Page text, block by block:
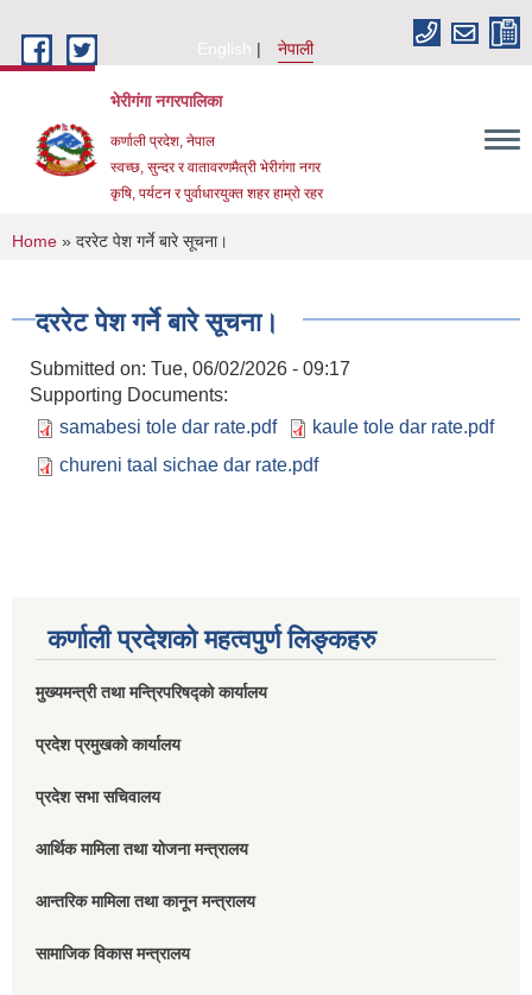
English
नेपाली
भेरीगंगा नगरपालिका
कर्णाली प्रदेश, नेपाल
स्वच्छ, सुन्दर र वातावरणमैत्री भेरीगंगा नगर
कृषि, पर्यटन र पुर्वाधारयुक्त शहर हाम्रो रहर
You are here
Home » दररेट पेश गर्ने बारे सूचना।
दररेट पेश गर्ने बारे सूचना।
Submitted on: Tue, 06/02/2026 - 09:17
Supporting Documents:
samabesi tole dar rate.pdf
kaule tole dar rate.pdf
chureni taal sichae dar rate.pdf
कर्णाली प्रदेशको महत्वपुर्ण लिङ्कहरु
मुख्यमन्त्री तथा मन्त्रिपरिषद्को कार्यालय
प्रदेश प्रमुखको कार्यालय
प्रदेश सभा सचिवालय
आर्थिक मामिला तथा योजना मन्त्रालय
आन्तरिक मामिला तथा कानून मन्त्रालय
सामाजिक विकास मन्त्रालय